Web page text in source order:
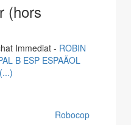
(hors
Immediat - ROBIN
B ESP ESPAÃOL
Robocop